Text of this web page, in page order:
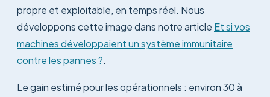
propre et exploitable, en temps réel. Nous
développons cette image dans notre article Et si vos
machines développaient un système immunitaire
contre les pannes ?.
Le gain estimé pour les opérationnels : environ 30 à